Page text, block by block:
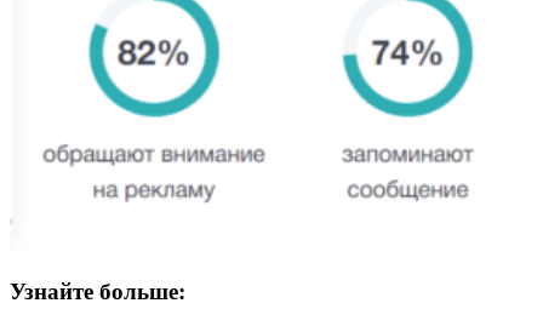
Узнайте больше: